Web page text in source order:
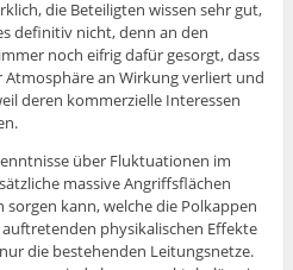
die Beteiligten wissen sehr gut,
definitiv nicht, denn an den
noch eifrig dafür gesorgt, dass
Atmosphäre an Wirkung verliert und
deren kommerzielle Interessen
über Fluktuationen im
massive Angriffsflächen
kann, welche die Polkappen
physikalischen Effekte
die bestehenden Leitungsnetze.